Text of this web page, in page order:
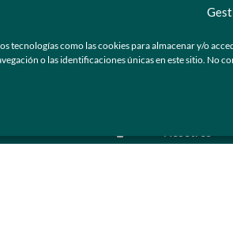
tecnologías como las cookies para almacenar y/o
o las identificaciones únicas en este sitio. No
de calidad y
^ Tecnología
^